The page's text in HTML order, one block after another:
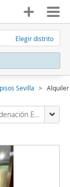
Elegir distrito
Sevilla
Ordenación Enalquiler